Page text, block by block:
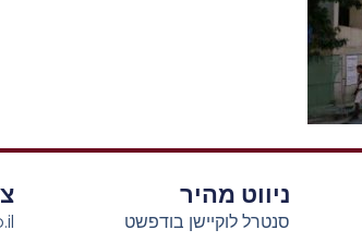
ניווט מהיר
סנטרל לוקיישן בודפשט